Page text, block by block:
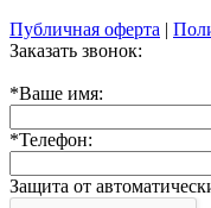
Публичная оферта |
Заказать звонок:
*Ваше имя:
*Телефон:
Защита от